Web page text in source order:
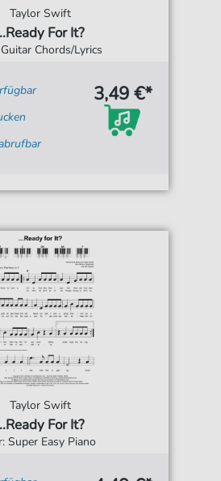
Taylor Swift
For It?
Chords/Lyrics
3,49 €*
Taylor Swift
For It?
Super Easy Piano